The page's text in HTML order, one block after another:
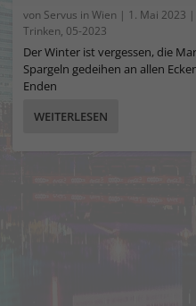
von Servus in Wien | 1. Mai 2023 |
Trinken, 05-2023
Der Winter ist vergessen, die
Spargeln gedeihen an allen
Enden
WEITERLESEN